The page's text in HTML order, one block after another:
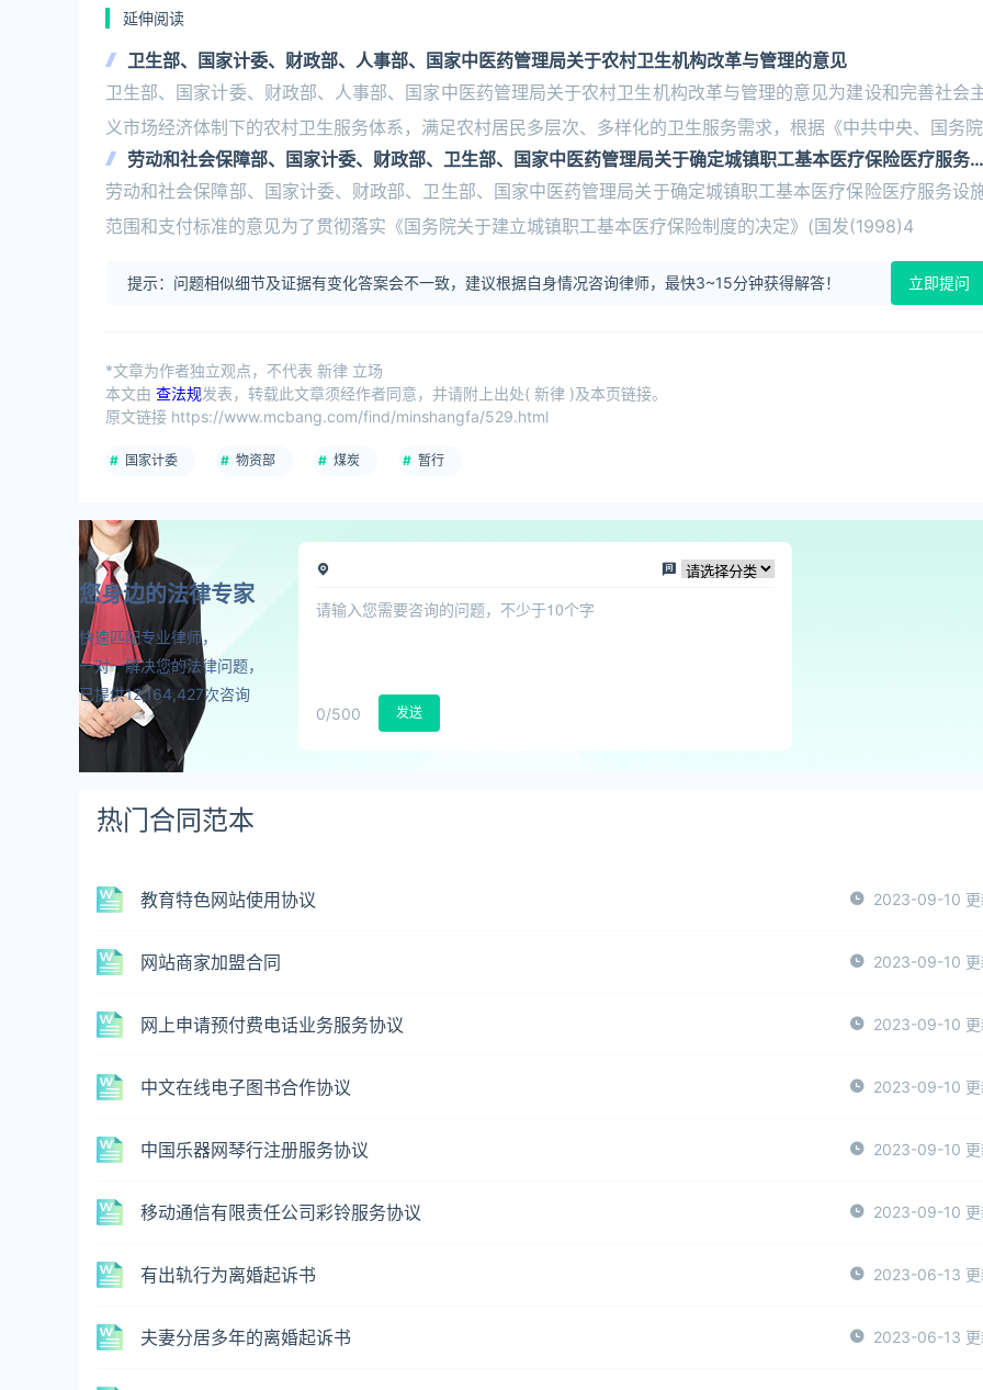
延伸阅读
卫生部、国家计委、财政部、人事部、国家中医药管理局关于农村卫生机构改革与管理的意见
卫生部、国家计委、财政部、人事部、国家中医药管理局关于农村卫生机构改革与管理的意见为建设和完善社会
义市场经济体制下的农村卫生服务体系，满足农村居民多层次、多样化的卫生服务需求，根据《中共中央、国务院
劳动和社会保障部、国家计委、财政部、卫生部、国家中医药管理局关于确定城镇职工基本医疗保险医疗服务设
施范围和支付标准的意见
劳动和社会保障部、国家计委、财政部、卫生部、国家中医药管理局关于确定城镇职工基本医疗保险医疗服务设
范围和支付标准的意见为了贯彻落实《国务院关于建立城镇职工基本医疗保险制度的决定》(国发(1998)4
提示：问题相似细节及证据有变化答案会不一致，建议根据自身情况咨询律师，最快3~15分钟获得解答！ 立即提问
*文章为作者独立观点，不代表 新律 立场
本文由 查法规发表，转载此文章须经作者同意，并请附上出处( 新律 )及本页链接。
原文链接 https://www.mcbang.com/find/minshangfa/529.html
国家计委 物资部 煤炭 暂行
您身边的法律专家
快速匹配专业律师，
一对一解决您的法律问题，
已提供12,164,427次咨询
0/500 发送
热门合同范本
教育特色网站使用协议 2023-09-10 更
网站商家加盟合同 2023-09-10 更
网上申请预付费电话业务服务协议 2023-09-10 更
中文在线电子图书合作协议 2023-09-10 更
中国乐器网琴行注册服务协议 2023-09-10 更
移动通信有限责任公司彩铃服务协议 2023-09-10 更
有出轨行为离婚起诉书 2023-06-13 更
夫妻分居多年的离婚起诉书 2023-06-13 更